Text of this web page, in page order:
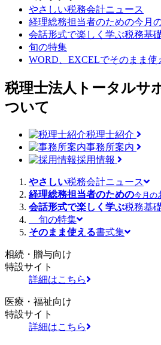
やさしい税務会計ニュース
経理総務担当者のための今月
会話形式で楽しく学ぶ税務基
旬の特集
WORD、EXCELでそのまま使
税理士法人トータルサ
ついて
税理士紹介
事務所案内
採用情報
やさしい税務会計ニュース
経理総務担当者のための今月の
会話形式で楽しく学ぶ税務基
旬の特集
そのまま使える書式集
相続・贈与向け
特設サイト
詳細はこちら
医療・福祉向け
特設サイト
詳細はこちら